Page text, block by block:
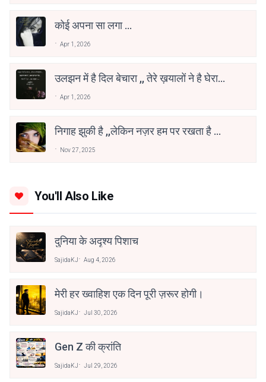
कोई अपना सा लगा …
Apr 1, 2026
उलझन में है दिल बेचारा ,, तेरे ख़यालों ने है घेरा
Apr 1, 2026
निगाह झुकी है ,,लेकिन नज़र हम पर रखता है ...
Nov 27, 2025
You'll Also Like
दुनिया के अदृश्य पिशाच
SajidaKJ Aug 4, 2026
मेरी हर ख्वाहिश एक दिन पूरी ज़रूर होगी।
SajidaKJ Jul 30, 2026
Gen Z की क्रांति
SajidaKJ Jul 29, 2026